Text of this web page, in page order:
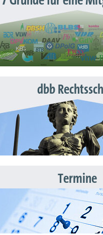
dbb
Termine